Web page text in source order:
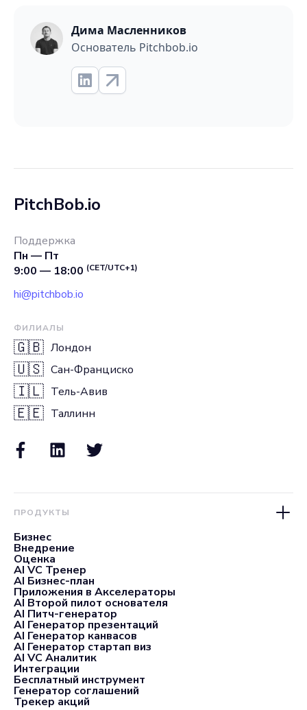
Дима Масленников
Основатель Pitchbob.io
PitchBob.io
Поддержка
Пн — Пт
9:00 — 18:00 (CET/UTC+1)
hi@pitchbob.io
ФИЛИАЛЫ
🇬🇧 Лондон
🇺🇸 Сан-Франциско
🇮🇱 Тель-Авив
🇪🇪 Таллинн
ПРОДУКТЫ
Бизнес
Внедрение
Оценка
AI VC Тренер
AI Бизнес-план
Приложения в Акселераторы
AI Второй пилот основателя
AI Питч-генератор
AI Генератор презентаций
AI Генератор канвасов
AI Генератор стартап виз
AI VC Аналитик
Интеграции
Бесплатный инструмент
Генератор соглашений
Трекер акций